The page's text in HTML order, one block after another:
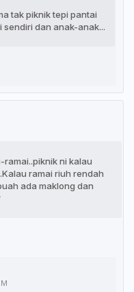
tak piknik tepi pantai
sendiri dan anak-anak...
ni kalau
ramai riuh rendah
ada maklong dan